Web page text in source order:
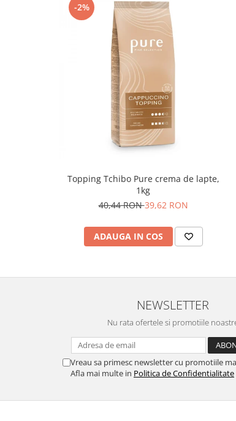
-2%
Topping Tchibo Pure crema de lapte,
1kg
40,44 RON39,62 RON
ADAUGA IN COS
NEWSLETTER
Nu rata ofertele si promotiile
Vreau sa primesc newsletter cu promotiile
Afla mai multe in Politica de Confidentialitate